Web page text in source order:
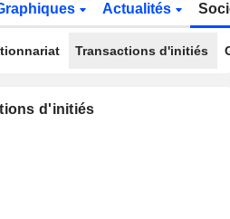
Actualités
Transactions d'initiés
d'initiés